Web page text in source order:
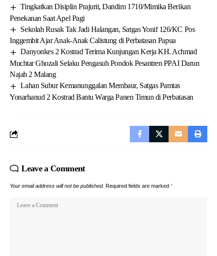
Tingkatkan Disiplin Prajurit, Dandim 1710/Mimika Berikan
Penekanan Saat Apel Pagi
Sekolah Rusak Tak Jadi Halangan, Satgas Yonif 126/KC Pos
Inggembit Ajar Anak-Anak Calistung di Perbatasan Papua
Danyonkes 2 Kostrad Terima Kunjungan Kerja KH. Achmad
Muchtar Ghozali Selaku Pengasuh Pondok Pesantren PPAI Darun
Najah 2 Malang
Lahan Subur Kemanunggalan Membaur, Satgas Pamtas
Yonarhanud 2 Kostrad Bantu Warga Panen Timun di Perbatasan
Leave a Comment
Your email address will not be published. Required fields are marked *